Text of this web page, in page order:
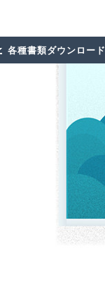
各種書類ダウンロード